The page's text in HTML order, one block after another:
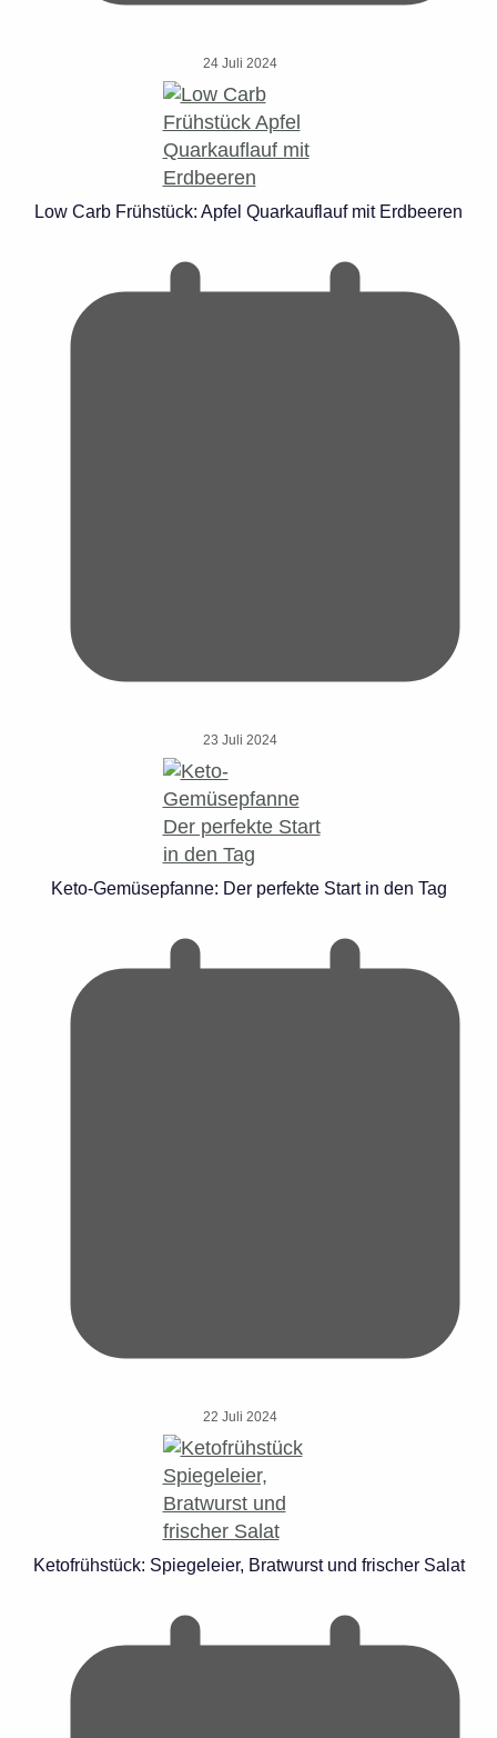
24 Juli 2024
Low Carb Frühstück: Apfel Quarkauflauf mit Erdbeeren
23 Juli 2024
Keto-Gemüsepfanne: Der perfekte Start in den Tag
22 Juli 2024
Ketofrühstück: Spiegeleier, Bratwurst und frischer Salat